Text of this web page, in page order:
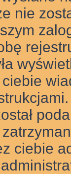
nie
ciebie
ciebie